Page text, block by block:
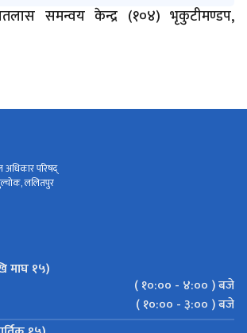
समन्वय केन्द्र (१०४) भृकुटीमण्डप,
अधिकार परिषद्
ललितपुर
माघ १५)
( १०:०० - ४:०० ) बजे
( १०:०० - ३:०० ) बजे